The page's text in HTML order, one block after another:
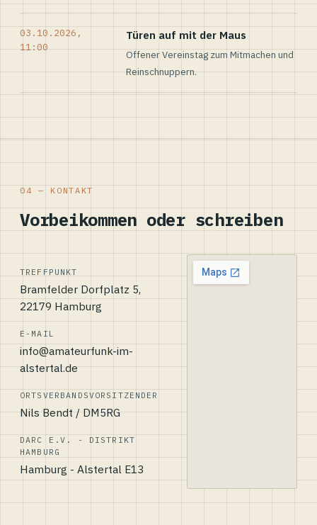
03.10.2026,
11:00
Türen auf mit der Maus
Offener Vereinstag zum Mitmachen und
Reinschnuppern.
04 — KONTAKT
Vorbeikommen oder schreiben
TREFFPUNKT
Bramfelder Dorfplatz 5,
22179 Hamburg
E-MAIL
info@amateurfunk-im-
alstertal.de
ORTSVERBANDSVORSITZENDER
Nils Bendt / DM5RG
DARC E.V. - DISTRIKT
HAMBURG
Hamburg - Alstertal E13